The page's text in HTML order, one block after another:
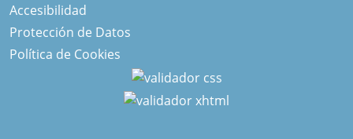
Accesibilidad
Protección de Datos
Política de Cookies